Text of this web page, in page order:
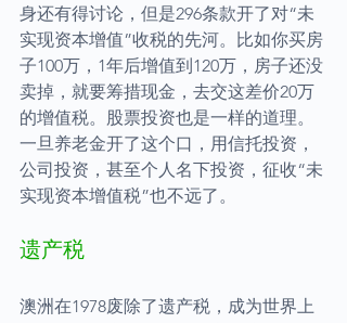
身还有得讨论，但是296条款开了对“未
实现资本增值”收税的先河。比如你买房
子100万，1年后增值到120万，房子还没
卖掉，就要筹措现金，去交这差价20万
的增值税。股票投资也是一样的道理。
一旦养老金开了这个口，用信托投资，
公司投资，甚至个人名下投资，征收“未
实现资本增值税”也不远了。
遗产税
澳洲在1978废除了遗产税，成为世界上